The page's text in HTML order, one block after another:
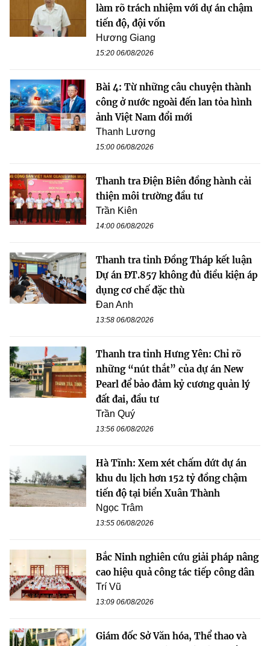
làm rõ trách nhiệm với dự án chậm
tiến độ, đội vốn
Hương Giang
15:20 06/08/2026
Bài 4: Từ những câu chuyện thành
công ở nước ngoài đến lan tỏa hình
ảnh Việt Nam đổi mới
Thanh Lương
15:00 06/08/2026
Thanh tra Điện Biên đồng hành cải
thiện môi trường đầu tư
Trần Kiên
14:00 06/08/2026
Thanh tra tỉnh Đồng Tháp kết luận
Dự án ĐT.857 không đủ điều kiện áp
dụng cơ chế đặc thù
Đan Anh
13:58 06/08/2026
Thanh tra tỉnh Hưng Yên: Chỉ rõ
những “nút thắt” của dự án New
Pearl để bảo đảm kỷ cương quản lý
đất đai, đầu tư
Trần Quý
13:56 06/08/2026
Hà Tĩnh: Xem xét chấm dứt dự án
khu du lịch hơn 152 tỷ đồng chậm
tiến độ tại biển Xuân Thành
Ngọc Trâm
13:55 06/08/2026
Bắc Ninh nghiên cứu giải pháp nâng
cao hiệu quả công tác tiếp công dân
Trí Vũ
13:09 06/08/2026
Giám đốc Sở Văn hóa, Thể thao và